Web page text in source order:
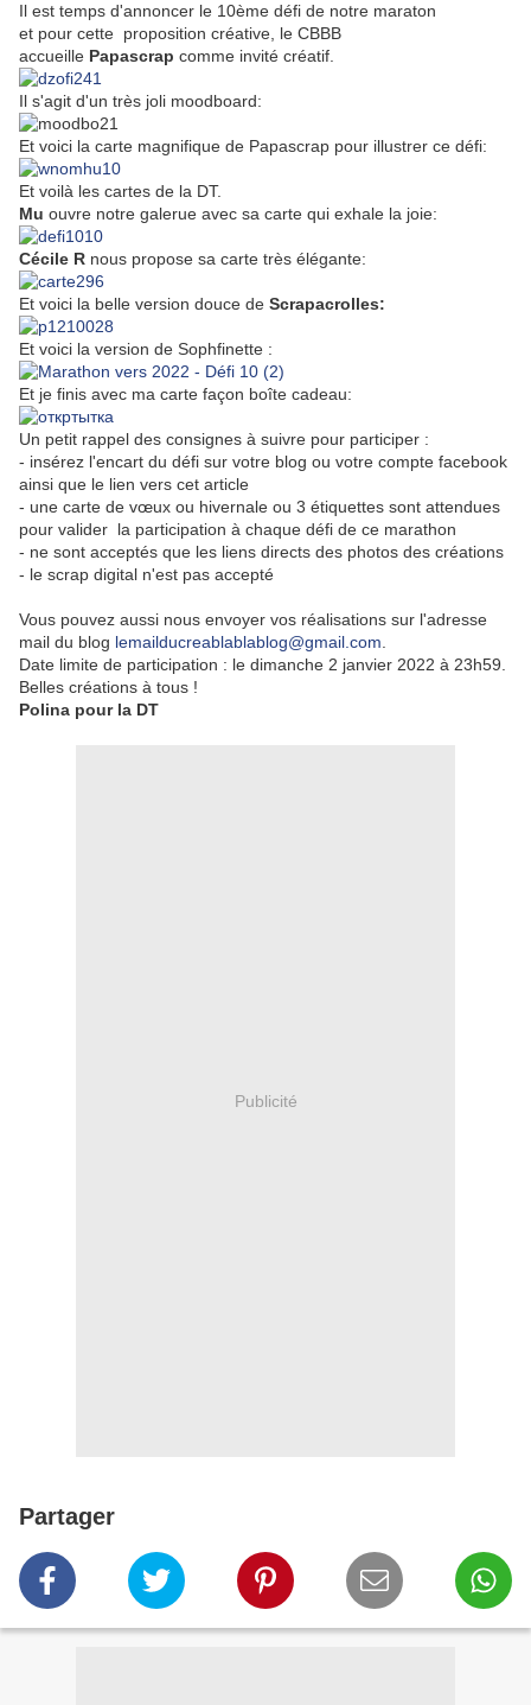
Il est temps d'annoncer le 10ème défi de notre maraton
et pour cette proposition créative, le CBBB
accueille Papascrap comme invité créatif.
Il s'agit d'un très joli moodboard:
Et voici la carte magnifique de Papascrap pour illustrer ce défi:
Et voilà les cartes de la DT.
Mu ouvre notre galerue avec sa carte qui exhale la joie:
Cécile R nous propose sa carte très élégante:
Et voici la belle version douce de Scrapacrolles:
Et voici la version de Sophfinette :
Et je finis avec ma carte façon boîte cadeau:
Un petit rappel des consignes à suivre pour participer :
- insérez l'encart du défi sur votre blog ou votre compte facebook
ainsi que le lien vers cet article
- une carte de vœux ou hivernale ou 3 étiquettes sont attendues
pour valider la participation à chaque défi de ce marathon
- ne sont acceptés que les liens directs des photos des créations
- le scrap digital n'est pas accepté
Vous pouvez aussi nous envoyer vos réalisations sur l'adresse
mail du blog lemailducreablablablog@gmail.com
Date limite de participation : le dimanche 2 janvier 2022 à 23h59.
Belles créations à tous !
Polina pour la DT
Publicité
Partager